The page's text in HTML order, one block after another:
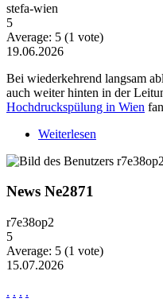
stefa-wien
5
Average: 5 (1 vote)
19.06.2026
Bei wiederkehrend langsam
auch weiter hinten in der
Hochdruckspülung in Wien
Weiterlesen
News Ne2871
r7e38op2
5
Average: 5 (1 vote)
15.07.2026
. . . .